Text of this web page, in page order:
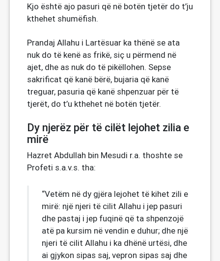
Kjo është ajo pasuri që në botën tjetër do t’ju
kthehet shumëfish.
Prandaj Allahu i Lartësuar ka thënë se ata
nuk do të kenë as frikë, siç u përmend në
ajet, dhe as nuk do të pikëllohen. Sepse
sakrificat që kanë bërë, bujaria që kanë
treguar, pasuria që kanë shpenzuar për të
tjerët, do t’u kthehet në botën tjetër.
Dy njerëz për të cilët lejohet zilia e
mirë
Hazret Abdullah bin Mesudi r.a. thoshte se
Profeti s.a.v.s. tha:
“Vetëm në dy gjëra lejohet të kihet zili e
mirë: një njeri të cilit Allahu i jep pasuri
dhe pastaj i jep fuqinë që ta shpenzojë
atë pa kursim në vendin e duhur; dhe një
njeri të cilit Allahu i ka dhënë urtësi, dhe
ai gjykon sipas saj, vepron sipas saj dhe